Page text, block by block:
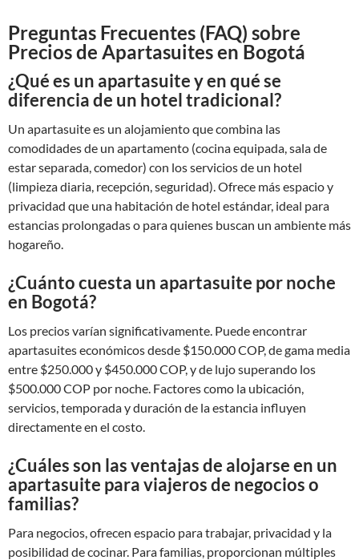
Preguntas Frecuentes (FAQ) sobre
Precios de Apartasuites en Bogotá
¿Qué es un apartasuite y en qué se
diferencia de un hotel tradicional?
Un apartasuite es un alojamiento que combina las
comodidades de un apartamento (cocina equipada, sala de
estar separada, comedor) con los servicios de un hotel
(limpieza diaria, recepción, seguridad). Ofrece más espacio y
privacidad que una habitación de hotel estándar, ideal para
estancias prolongadas o para quienes buscan un ambiente más
hogareño.
¿Cuánto cuesta un apartasuite por noche
en Bogotá?
Los precios varían significativamente. Puede encontrar
apartasuites económicos desde $150.000 COP, de gama media
entre $250.000 y $450.000 COP, y de lujo superando los
$500.000 COP por noche. Factores como la ubicación,
servicios, temporada y duración de la estancia influyen
directamente en el costo.
¿Cuáles son las ventajas de alojarse en un
apartasuite para viajeros de negocios o
familias?
Para negocios, ofrecen espacio para trabajar, privacidad y la
posibilidad de cocinar. Para familias, proporcionan múltiples